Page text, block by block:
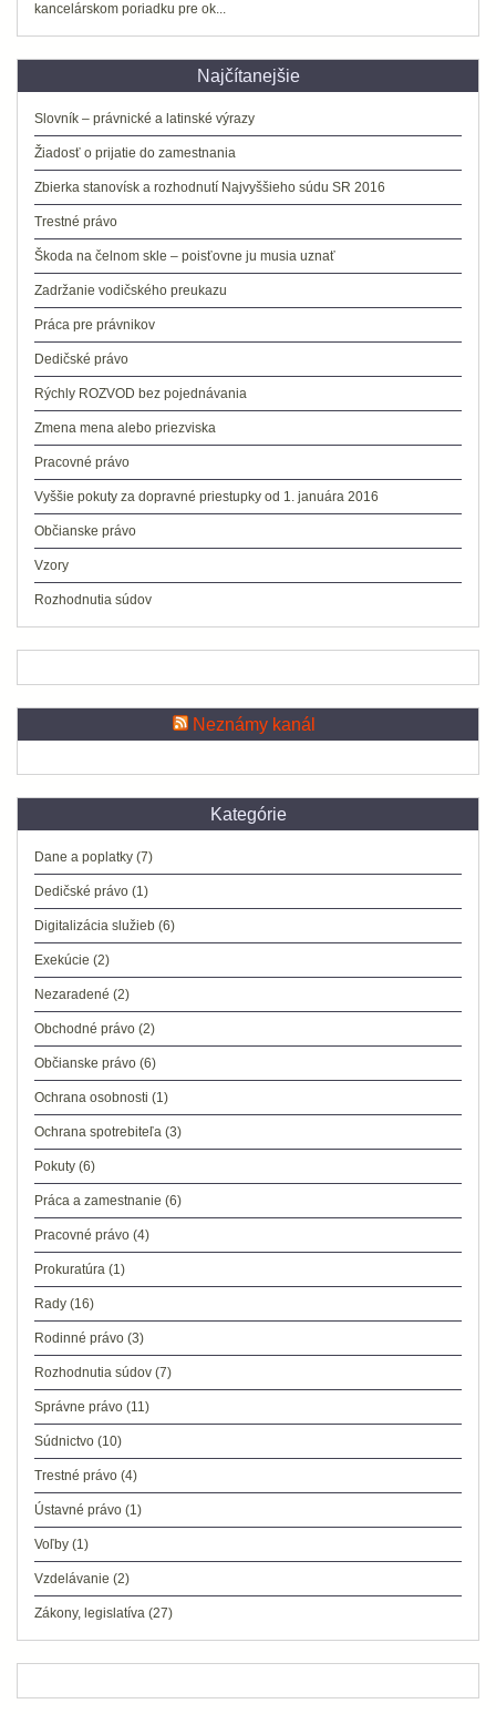
kancelárskom poriadku pre ok...
Najčítanejšie
Slovník – právnické a latinské výrazy
Žiadosť o prijatie do zamestnania
Zbierka stanovísk a rozhodnutí Najvyššieho súdu SR 2016
Trestné právo
Škoda na čelnom skle – poisťovne ju musia uznať
Zadržanie vodičského preukazu
Práca pre právnikov
Dedičské právo
Rýchly ROZVOD bez pojednávania
Zmena mena alebo priezviska
Pracovné právo
Vyššie pokuty za dopravné priestupky od 1. januára 2016
Občianske právo
Vzory
Rozhodnutia súdov
Neznámy kanál
Kategórie
Dane a poplatky (7)
Dedičské právo (1)
Digitalizácia služieb (6)
Exekúcie (2)
Nezaradené (2)
Obchodné právo (2)
Občianske právo (6)
Ochrana osobnosti (1)
Ochrana spotrebiteľa (3)
Pokuty (6)
Práca a zamestnanie (6)
Pracovné právo (4)
Prokuratúra (1)
Rady (16)
Rodinné právo (3)
Rozhodnutia súdov (7)
Správne právo (11)
Súdnictvo (10)
Trestné právo (4)
Ústavné právo (1)
Voľby (1)
Vzdelávanie (2)
Zákony, legislatíva (27)